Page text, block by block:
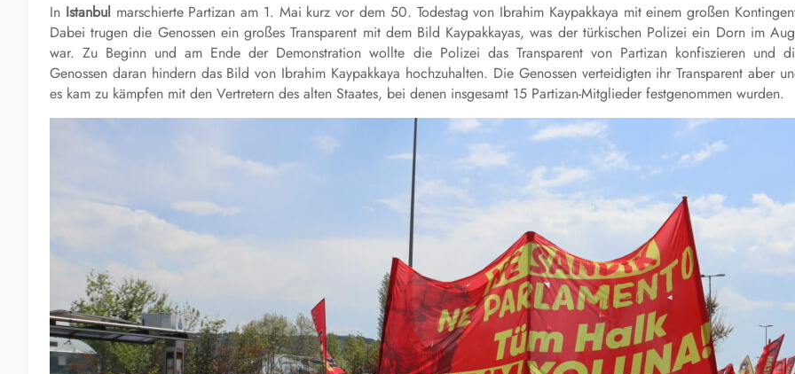
In Istanbul marschierte Partizan am 1. Mai kurz vor dem 50. Todestag von Ibrahim Kaypakkaya mit einem großen
Dabei trugen die Genossen ein großes Transparent mit dem Bild Kaypakkayas, was der türkischen Polizei ein Dorn im
war. Zu Beginn und am Ende der Demonstration wollte die Polizei das Transparent von Partizan konfiszieren und
Genossen daran hindern das Bild von Ibrahim Kaypakkaya hochzuhalten. Die Genossen verteidigten ihr Transparent aber
es kam zu kämpfen mit den Vertretern des alten Staates, bei denen insgesamt 15 Partizan-Mitglieder festgenommen wurden.